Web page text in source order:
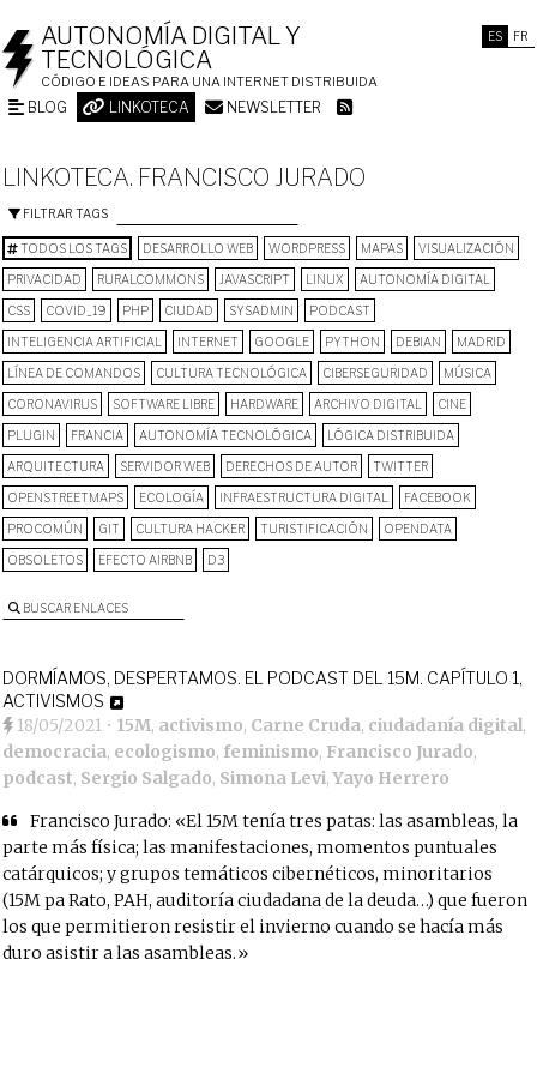
ES FR
AUTONOMÍA DIGITAL Y
TECNOLÓGICA
CÓDIGO E IDEAS PARA UNA INTERNET DISTRIBUIDA
BLOG LINKOTECA NEWSLETTER
LINKOTECA. FRANCISCO JURADO
FILTRAR TAGS
TODOS LOS TAGS DESARROLLO WEB WORDPRESS MAPAS VISUALIZACIÓN
PRIVACIDAD RURALCOMMONS JAVASCRIPT LINUX AUTONOMÍA DIGITAL
CSS COVID_19 PHP CIUDAD SYSADMIN PODCAST
INTELIGENCIA ARTIFICIAL INTERNET GOOGLE PYTHON DEBIAN MADRID
LÍNEA DE COMANDOS CULTURA TECNOLÓGICA CIBERSEGURIDAD MÚSICA
CORONAVIRUS SOFTWARE LIBRE HARDWARE ARCHIVO DIGITAL CINE
PLUGIN FRANCIA AUTONOMÍA TECNOLÓGICA LÓGICA DISTRIBUIDA
ARQUITECTURA SERVIDOR WEB DERECHOS DE AUTOR TWITTER
OPENSTREETMAPS ECOLOGÍA INFRAESTRUCTURA DIGITAL FACEBOOK
PROCOMÚN GIT CULTURA HACKER TURISTIFICACIÓN OPENDATA
OBSOLETOS EFECTO AIRBNB D3
BUSCAR ENLACES
DORMÍAMOS, DESPERTAMOS. EL PODCAST DEL 15M. CAPÍTULO 1,
ACTIVISMOS
18/05/2021 • 15M, activismo, Carne Cruda, ciudadanía digital,
democracia, ecologismo, feminismo, Francisco Jurado,
podcast, Sergio Salgado, Simona Levi,Yayo Herrero
Francisco Jurado: «El 15M tenía tres patas: las asambleas, la
parte más física; las manifestaciones, momentos puntuales
catárquicos; y grupos temáticos cibernéticos, minoritarios
(15M pa Rato, PAH, auditoría ciudadana de la deuda…) que fueron
los que permitieron resistir el invierno cuando se hacía más
duro asistir a las asambleas.»